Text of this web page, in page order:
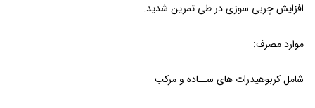
افزایش چربی سوزی در طی تمرین شدید.
موارد مصرف:
شامل کربوهیدرات های ســاده و مرکب